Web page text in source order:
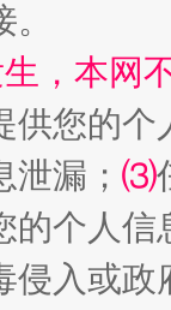
，本网
供您的个
漏； ⑶
的个人
侵入或